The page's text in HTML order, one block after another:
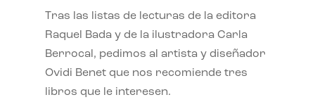
Tras las listas de lecturas de la editora
Raquel Bada y de la ilustradora Carla
Berrocal, pedimos al artista y diseñador
Ovidi Benet que nos recomiende tres
libros que le interesen.